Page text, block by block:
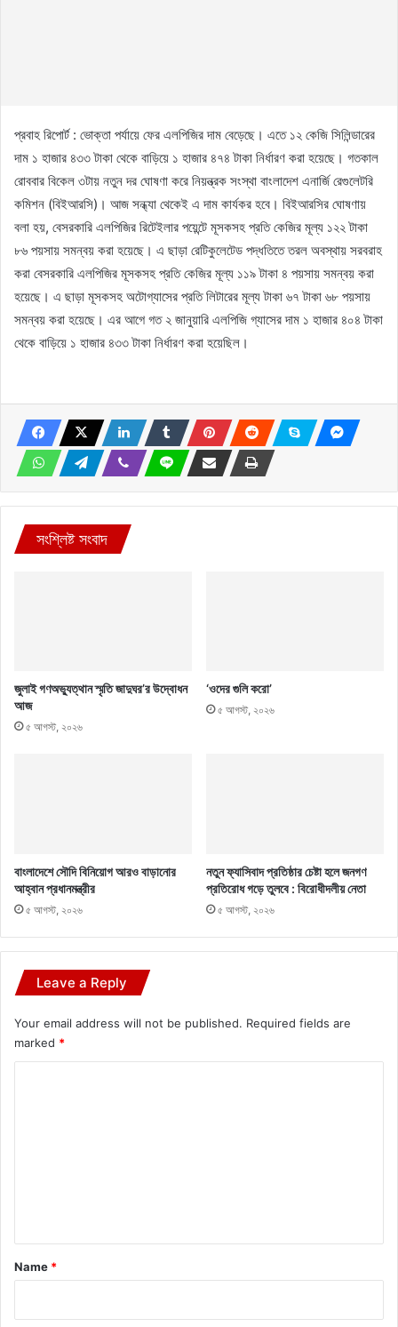
প্রবাহ রিপোর্ট : ভোক্তা পর্যায়ে ফের এলপিজির দাম বেড়েছে। এতে ১২ কেজি সিলিন্ডারের
দাম ১ হাজার ৪৩৩ টাকা থেকে বাড়িয়ে ১ হাজার ৪৭৪ টাকা নির্ধারণ করা হয়েছে। গতকাল
রোববার বিকেল ৩টায় নতুন দর ঘোষণা করে নিয়ন্ত্রক সংস্থা বাংলাদেশ এনার্জি রেগুলেটরি
কমিশন (বিইআরসি)। আজ সন্ধ্যা থেকেই এ দাম কার্যকর হবে। বিইআরসির ঘোষণায়
বলা হয়, বেসরকারি এলপিজির রিটেইলার পয়েন্টে মূসকসহ প্রতি কেজির মূল্য ১২২ টাকা
৮৬ পয়সায় সমন্বয় করা হয়েছে। এ ছাড়া রেটিকুলেটেড পদ্ধতিতে তরল অবস্থায় সরবরাহ
করা বেসরকারি এলপিজির মূসকসহ প্রতি কেজির মূল্য ১১৯ টাকা ৪ পয়সায় সমন্বয় করা
হয়েছে। এ ছাড়া মূসকসহ অটোগ্যাসের প্রতি লিটারের মূল্য টাকা ৬৭ টাকা ৬৮ পয়সায়
সমন্বয় করা হয়েছে। এর আগে গত ২ জানুয়ারি এলপিজি গ্যাসের দাম ১ হাজার ৪০৪ টাকা
থেকে বাড়িয়ে ১ হাজার ৪৩৩ টাকা নির্ধারণ করা হয়েছিল।
সংশ্লিষ্ট সংবাদ
জুলাই গণঅভ্যুত্থান স্মৃতি জাদুঘর’র উদ্বোধন
আজ
৫ আগস্ট, ২০২৬
‘ওদের গুলি করো’
৫ আগস্ট, ২০২৬
বাংলাদেশে সৌদি বিনিয়োগ আরও বাড়ানোর
আহ্বান প্রধানমন্ত্রীর
৫ আগস্ট, ২০২৬
নতুন ফ্যাসিবাদ প্রতিষ্ঠার চেষ্টা হলে জনগণ
প্রতিরোধ গড়ে তুলবে : বিরোধীদলীয় নেতা
৫ আগস্ট, ২০২৬
Leave a Reply
Your email address will not be published. Required fields are
marked *
*
Name *